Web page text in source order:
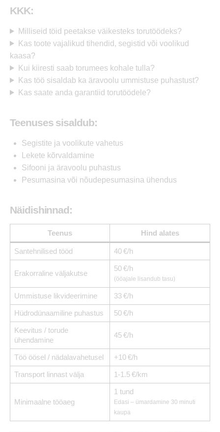
KKK:
Milliseid töid peetakse väikesteks torutöödeks?
Kas toote vajalikud tihendid, segistid või voolikud
kaasa?
Kui kiiresti saab torumees kohale tulla?
Kas töö sisaldab ka äravoolu ummistuse puhastust?
Kas saate anda garantiid torutöödele?
Teenuses sisaldub:
Segistite ja voolikute vahetus
Lekete kõrvaldamine
Sifooni ja äravoolu puhastus
Pesumasina või nõudepesumasina ühendus
Näidishinnad:
Teenus Hind alates
Santehnilised tööd 40 €/h
Erakorraline väljakutse
50 €/h
(ööajale lisandub tasu)
Ummistuse likvideerimine 33 €/h
Hüdrodünaamiline puhastus 50 €/h
Keevitus / torude
ühendamine
45 €/h
Töö öösel / nädalavahetusel +10 €/h
Transport linnast välja 1-1.5 €/km
Minimaalne tööaeg
1 tund
Edasi – ümardamine 30 minuti
kaupa